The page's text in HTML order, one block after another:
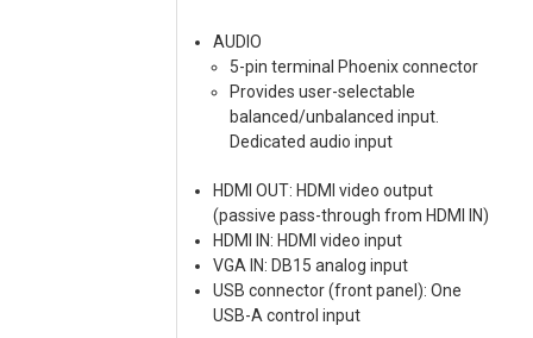
AUDIO
5-pin terminal Phoenix connector
Provides user-selectable
balanced/unbalanced input.
Dedicated audio input
HDMI OUT: HDMI video output
(passive pass-through from HDMI IN)
HDMI IN: HDMI video input
VGA IN: DB15 analog input
USB connector (front panel): One
USB-A control input